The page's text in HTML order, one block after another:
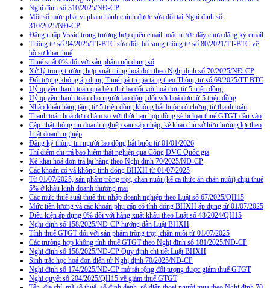
Nghị định số 310/2025/NĐ-CP
Một số mức phạt vi phạm hành chính được sửa đổi tại Nghị định số
310/2025/NĐ-CP
Đăng nhập Vssid trong trường hợp quên email hoặc trước đây chưa đăng ký email
Thông tư số 94/2025/TT-BTC sửa đổi, bổ sung thông tư số 80/2021/TT-BTC về
hồ sơ khai thuế
Thuế suất 0% đối với sản phẩm nội dung số
Xử lý trong trường hợp xuất trùng hoá đơn theo Nghị định số 70/2025/NĐ-CP
Đối tượng không áp dụng Thuế giá trị gia tăng theo Thông tư số 69/2025/TT-BTC
Uỷ quyền thanh toán qua bên thứ ba đối với hoá đơn từ 5 triệu đồng
Uỷ quyền thanh toán cho người lao động đối với hoá đơn từ 5 triệu đồng
Nhập khẩu hàng tặng từ 5 triệu đồng không bắt buộc có chứng từ thanh toán
Thanh toán hoá đơn chậm so với thời hạn hợp đồng sẽ bị loại thuế GTGT đầu vào
Cập nhật thông tin doanh nghiệp sau sáp nhập, kê khai chủ sở hữu hưởng lợi theo
Luật doanh nghiệp
Đăng ký thông tin người lao động bắt buộc từ 01/01/2026
Thí điểm chi trả bảo hiểm thất nghiệp qua Cổng DVC Quốc gia
Kê khai hoá đơn trả lại hàng theo Nghị định 70/2025/NĐ-CP
Các khoản có và không tính đóng BHXH từ 01/07/2025
Từ 01/07/2025, sản phẩm trồng trọt, chăn nuôi (kể cả thức ăn chăn nuôi) chịu thuế
5% ở khâu kinh doanh thương mại
Các mức thuế suất thuế thu nhập doanh nghiệp theo Luật số 67/2025/QH15
Mức tiền lương và các khoản phụ cấp có tính đóng BHXH áp dụng từ 01/07/2025
Điều kiện áp dụng 0% đối với hàng xuất khẩu theo Luật số 48/2024/QH15
Nghị định số 158/2025/NĐ-CP hướng dẫn Luật BHXH
Tính thuế GTGT đối với sản phẩm trồng trọt, chăn nuôi từ 01/07/2025
Các trường hợp không tính thuế GTGT theo Nghị định số 181/2025/NĐ-CP
Nghị định số 158/2025/NĐ-CP Quy định chi tiết Luật BHXH
Sinh trắc học hoá đơn điện tử Nghị định 70/2025/NĐ-CP
Nghị định số 174/2025/NĐ-CP mở rất rộng đối tượng được giảm thuế GTGT
Nghị quyết sô 204/2025/QH15 về giảm thuế GTGT